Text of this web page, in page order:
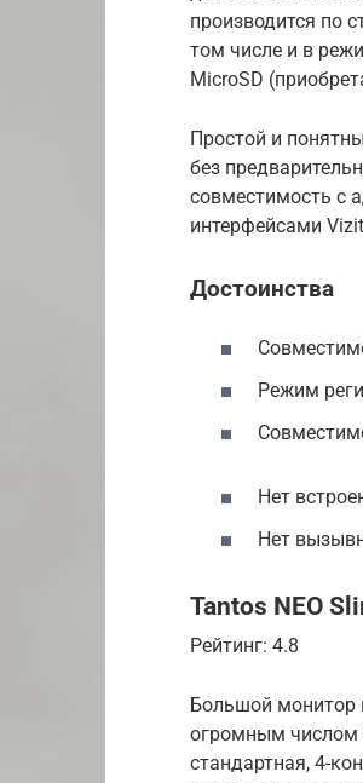
производится по
том числе и в
MicroSD
Простой и
без
совместимость с
интерфейсами
Достоинства
Режим
Нет
Нет
Tantos NEO
Рейтинг: 4.8
Большой
огромным числом
стандартная, 4-